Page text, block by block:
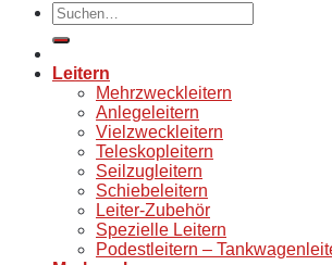
Suchen
nach:
Leitern
Mehrzweckleitern
Anlegeleitern
Vielzweckleitern
Teleskopleitern
Seilzugleitern
Schiebeleitern
Leiter-Zubehör
Spezielle Leitern
Podestleitern –